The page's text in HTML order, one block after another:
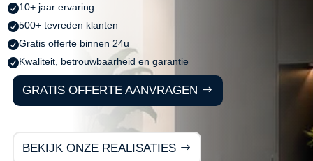
10+ jaar ervaring
500+ tevreden klanten
Gratis offerte binnen 24u
Kwaliteit, betrouwbaarheid en garantie
GRATIS OFFERTE AANVRAGEN
BEKIJK ONZE REALISATIES